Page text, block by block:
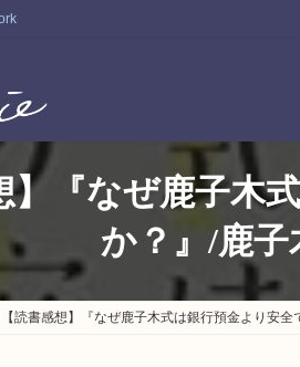
】『なぜ鹿子木
か？』/鹿
【読書感想】『なぜ鹿子木式は銀行預金より